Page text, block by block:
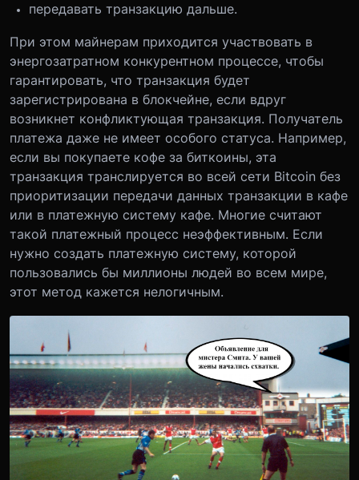
передавать транзакцию дальше.
При этом майнерам приходится участвовать в
энергозатратном конкурентном процессе, чтобы
гарантировать, что транзакция будет
зарегистрирована в блокчейне, если вдруг
возникнет конфликтующая транзакция. Получатель
платежа даже не имеет особого статуса. Например,
если вы покупаете кофе за биткоины, эта
транзакция транслируется во всей сети Bitcoin без
приоритизации передачи данных транзакции в кафе
или в платежную систему кафе. Многие считают
такой платежный процесс неэффективным. Если
нужно создать платежную систему, которой
пользовались бы миллионы людей во всем мире,
этот метод кажется нелогичным.